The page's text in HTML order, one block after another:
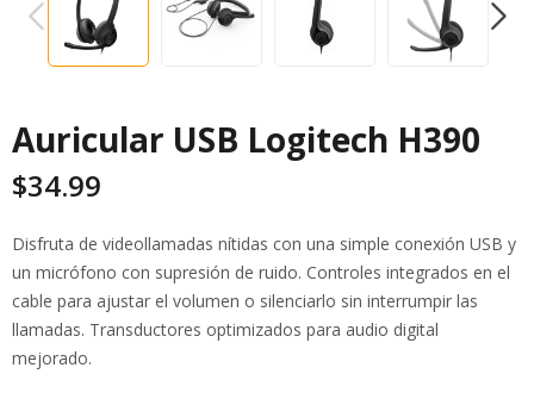
PREVIOUS
Auricular USB Logitech H390
$34.99
Disfruta de videollamadas nítidas con una simple conexión USB y
un micrófono con supresión de ruido. Controles integrados en el
cable para ajustar el volumen o silenciarlo sin interrumpir las
llamadas. Transductores optimizados para audio digital
mejorado.